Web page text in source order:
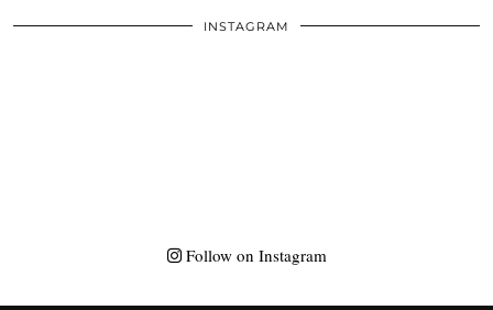
INSTAGRAM
Follow on Instagram